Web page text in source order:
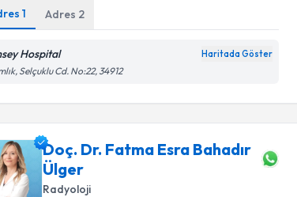
1 Adres 2
Hospital Haritada Göster
Selçuklu Cd. No:22, 34912
Doç. Dr. Fatma Esra Bahadır
Ülger
Radyoloji